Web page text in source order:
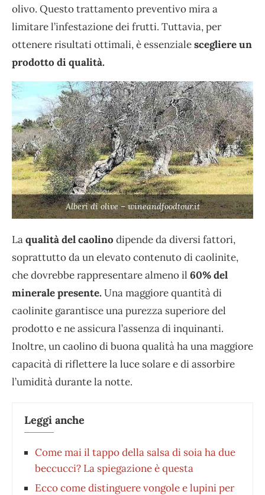
olivo. Questo trattamento preventivo mira a
limitare l’infestazione dei frutti. Tuttavia, per
ottenere risultati ottimali, è essenzialescegliere un
prodotto di qualità.
Alberi di olive – wineandfoodtour.it
Laqualità del caolino dipende da diversi fattori,
soprattutto da un elevato contenuto di caolinite,
che dovrebbe rappresentare almeno il 60% del
minerale presente. Una maggiore quantità di
caolinite garantisce una purezza superiore del
prodotto e ne assicura l’assenza di inquinanti.
Inoltre, un caolino di buona qualità ha una maggiore
capacità di riflettere la luce solare e di assorbire
l’umidità durante la notte.
Leggi anche
Come mai il tappo della salsa di soia ha due
beccucci? La spiegazione è questa
Ecco come distinguere vongole e lupini per